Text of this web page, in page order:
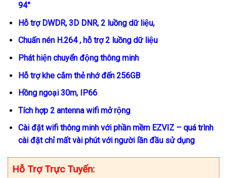
94°
Hỗ trợ DWDR, 3D DNR, 2 luồng dữ liệu,
Chuấn nén H.264 , hỗ trợ 2 luồng dữ liệu
Phát hiện chuyển động thông minh
Hỗ trợ khe cắm thẻ nhớ đến 256GB
Hồng ngoại 30m, IP66
Tích hợp 2 antenna wifi mở rộng
Cài đặt wifi thông minh với phần mềm EZVIZ – quá trình
cài đặt chỉ mất vài phút với người lần đầu sử dụng
Hỗ Trợ Trực Tuyến: